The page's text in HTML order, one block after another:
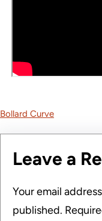
Bollard Curve
Leave a
Your email
published.